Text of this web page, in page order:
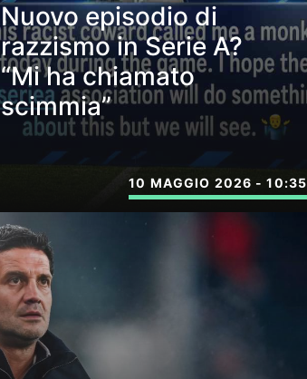
Nuovo episodio di
razzismo in Serie A?
“Mi ha chiamato
scimmia”
10 MAGGIO 2026 - 10:35